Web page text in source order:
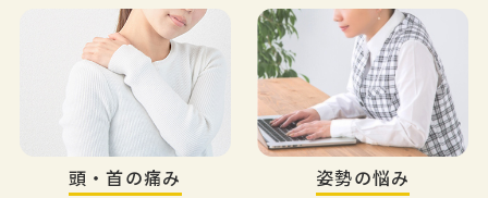
頭・首の痛み 姿勢の悩み